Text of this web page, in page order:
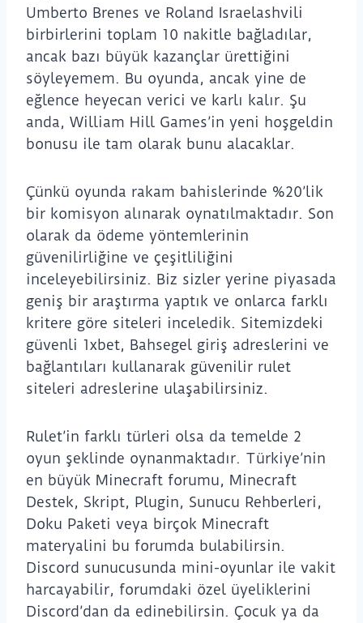
Umberto Brenes ve Roland Israelashvili
birbirlerini toplam 10 nakitle bağladılar,
ancak bazı büyük kazançlar ürettiğini
söyleyemem. Bu oyunda, ancak yine de
eğlence heyecan verici ve karlı kalır. Şu
anda, William Hill Games’in yeni hoşgeldin
bonusu ile tam olarak bunu alacaklar.
Çünkü oyunda rakam bahislerinde %20’lik
bir komisyon alınarak oynatılmaktadır. Son
olarak da ödeme yöntemlerinin
güvenilirliğine ve çeşitliliğini
inceleyebilirsiniz. Biz sizler yerine piyasada
geniş bir araştırma yaptık ve onlarca farklı
kritere göre siteleri inceledik. Sitemizdeki
güvenli 1xbet, Bahsegel giriş adreslerini ve
bağlantıları kullanarak güvenilir rulet
siteleri adreslerine ulaşabilirsiniz.
Rulet’in farklı türleri olsa da temelde 2
oyun şeklinde oynanmaktadır. Türkiye’nin
en büyük Minecraft forumu, Minecraft
Destek, Skript, Plugin, Sunucu Rehberleri,
Doku Paketi veya birçok Minecraft
materyalini bu forumda bulabilirsin.
Discord sunucusunda mini-oyunlar ile vakit
harcayabilir, forumdaki özel üyeliklerini
Discord’dan da edinebilirsin. Çocuk ya da